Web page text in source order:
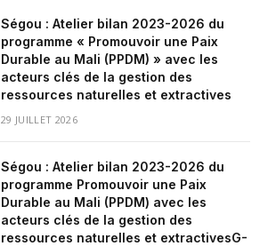
Ségou : Atelier bilan 2023-2026 du
programme « Promouvoir une Paix
Durable au Mali (PPDM) » avec les
acteurs clés de la gestion des
ressources naturelles et extractives
29 JUILLET 2026
Ségou : Atelier bilan 2023-2026 du
programme Promouvoir une Paix
Durable au Mali (PPDM) avec les
acteurs clés de la gestion des
ressources naturelles et extractivesG-